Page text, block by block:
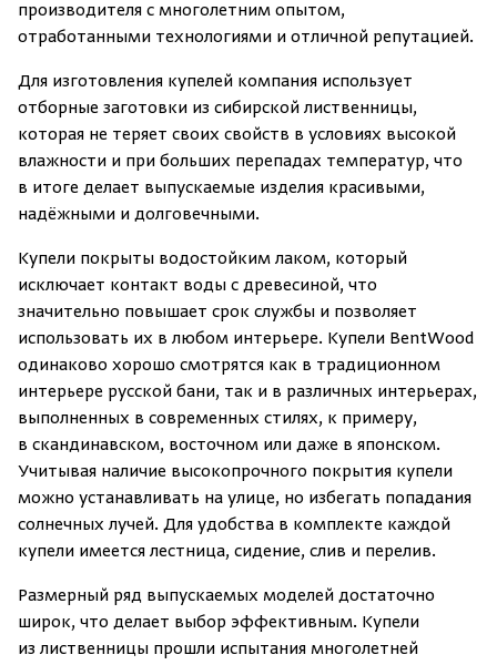
производителя с многолетним опытом,
отработанными технологиями и отличной репутацией.
Для изготовления купелей компания использует
отборные заготовки из сибирской лиственницы,
которая не теряет своих свойств в условиях высокой
влажности и при больших перепадах температур, что
в итоге делает выпускаемые изделия красивыми,
надёжными и долговечными.
Купели покрыты водостойким лаком, который
исключает контакт воды с древесиной, что
значительно повышает срок службы и позволяет
использовать их в любом интерьере. Купели BentWood
одинаково хорошо смотрятся как в традиционном
интерьере русской бани, так и в различных интерьерах,
выполненных в современных стилях, к примеру,
в скандинавском, восточном или даже в японском.
Учитывая наличие высокопрочного покрытия купели
можно устанавливать на улице, но избегать попадания
солнечных лучей. Для удобства в комплекте каждой
купели имеется лестница, сидение, слив и перелив.
Размерный ряд выпускаемых моделей достаточно
широк, что делает выбор эффективным. Купели
из лиственницы прошли испытания многолетней